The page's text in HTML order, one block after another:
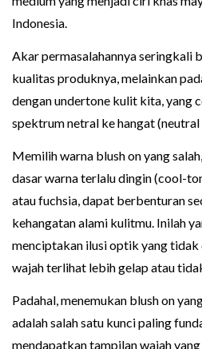
Indonesia.
Akar permasalahannya seringkali
kualitas produknya, melainkan
dengan undertone kulit kita, yang
spektrum netral ke hangat
Memilih warna blush on yang
dasar warna terlalu dingin (cool-
atau fuchsia, dapat berbenturan
kehangatan alami kulitmu. Inilah
menciptakan ilusi optik yang
wajah terlihat lebih gelap atau
Padahal, menemukan blush on
adalah salah satu kunci paling
mendapatkan tampilan wajah yang